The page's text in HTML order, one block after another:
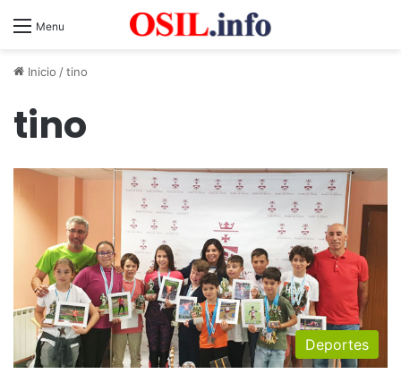
Menu
Inicio /tino
tino
Deportes